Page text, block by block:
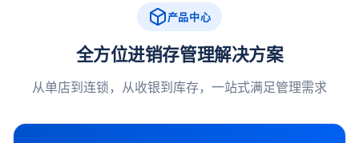
产品中心
全方位进销存管理解决方案
从单店到连锁，从收银到库存，一站式满足管理需求